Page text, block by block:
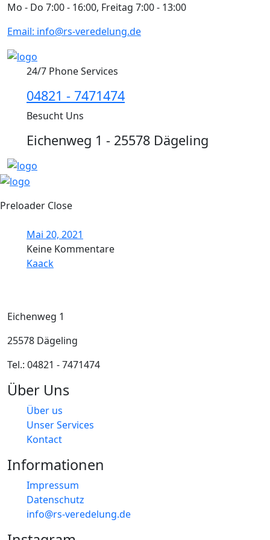
Mo - Do 7:00 - 16:00, Freitag 7:00 - 13:00
Email: info@rs-veredelung.de
24/7 Phone Services
04821 - 7471474
Besucht Uns
Eichenweg 1 - 25578 Dägeling
Preloader Close
Mai 20, 2021
Keine Kommentare
Kaack
Eichenweg 1
25578 Dägeling
Tel.: 04821 - 7471474
Über Uns
Über us
Unser Services
Kontact
Informationen
Impressum
Datenschutz
info@rs-veredelung.de